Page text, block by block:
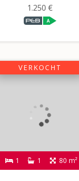
1.250 €
1 1 80 m²
VERKOCHT